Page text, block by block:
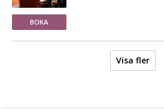
BOKA
Visa fler